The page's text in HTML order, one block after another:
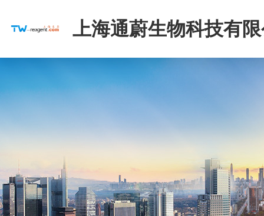
上海通蔚生物科技有